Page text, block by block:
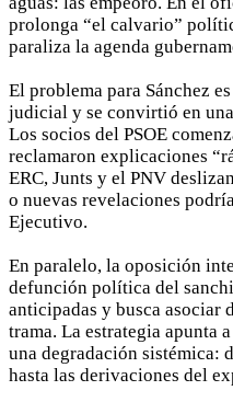
prolonga “el calvario”
paraliza la agenda
El problema para Sánchez
judicial y se convirtió en
Los socios del PSOE
reclamaron explicaciones
ERC, Junts y el PNV
o nuevas revelaciones
Ejecutivo.
En paralelo, la oposición
defunción política del
anticipadas y busca asociar
trama. La estrategia apunta
una degradación sistémica:
hasta las derivaciones del